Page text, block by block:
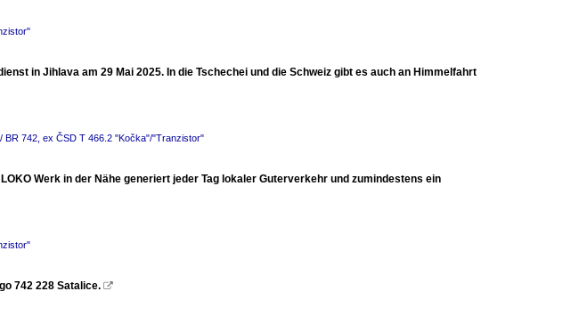
in Jihlava am 29 Mai 2025. In die Tschechei und die Schweiz gibt es auch an Himmelfahrt
BR 742, ex ČSD T 466.2 "Kočka"/"Tranzistor"
Werk in der Nähe generiert jeder Tag lokaler Guterverkehr und zumindestens ein
742 228 Satalice. 